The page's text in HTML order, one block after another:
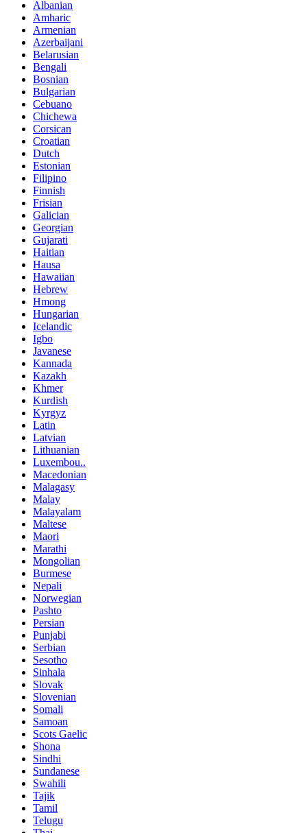
Albanian
Amharic
Armenian
Azerbaijani
Belarusian
Bengali
Bosnian
Bulgarian
Cebuano
Chichewa
Corsican
Croatian
Dutch
Estonian
Filipino
Finnish
Frisian
Galician
Georgian
Gujarati
Haitian
Hausa
Hawaiian
Hebrew
Hmong
Hungarian
Icelandic
Igbo
Javanese
Kannada
Kazakh
Khmer
Kurdish
Kyrgyz
Latin
Latvian
Lithuanian
Luxembou..
Macedonian
Malagasy
Malay
Malayalam
Maltese
Maori
Marathi
Mongolian
Burmese
Nepali
Norwegian
Pashto
Persian
Punjabi
Serbian
Sesotho
Sinhala
Slovak
Slovenian
Somali
Samoan
Scots Gaelic
Shona
Sindhi
Sundanese
Swahili
Tajik
Tamil
Telugu